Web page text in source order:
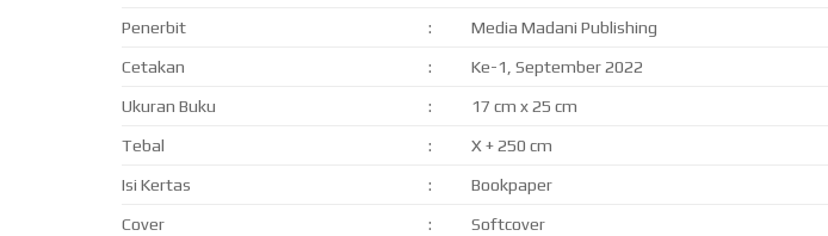
Penerbit : Media Madani Publishing
Cetakan : Ke-1, September 2022
Ukuran Buku : 17 cm x 25 cm
Tebal : X + 250 cm
Isi Kertas : Bookpaper
Cover : Softcover